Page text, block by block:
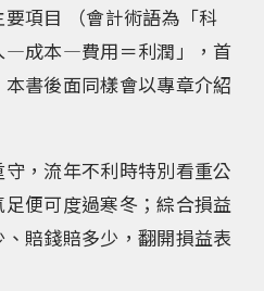
項目 （會計術語為「科
—成本—費用＝利潤」，首
書後面同樣會以專章介紹
，流年不利時特別看重公
便可度過寒冬；綜合損益
賠錢賠多少，翻開損益表